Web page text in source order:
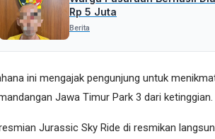
Rp 5 Juta
Berita
ini mengajak pengunjung untuk
Jawa Timur Park 3 dari ketinggian.
Jurassic Sky Ride di resmikan